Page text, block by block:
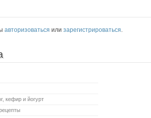
авторизоваться или зарегистрироваться.
кефир и йогурт